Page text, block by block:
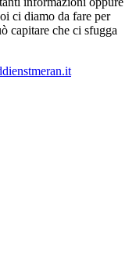
ci diamo da fare per
capitare che ci sfugga